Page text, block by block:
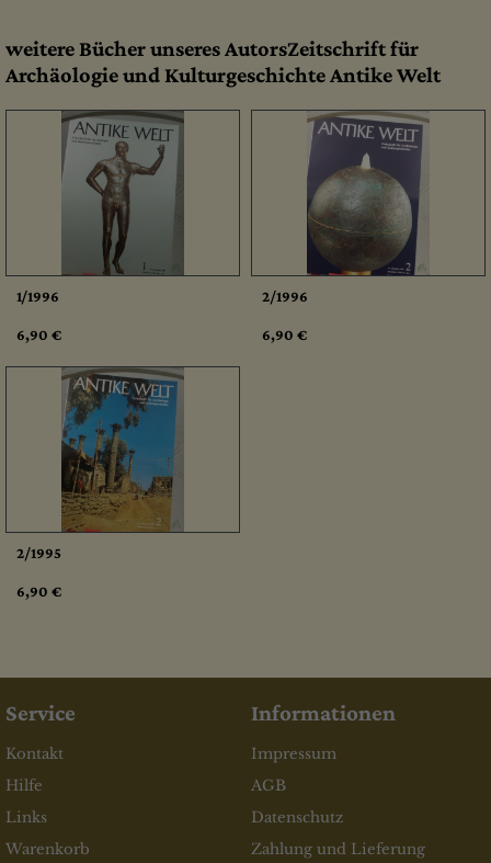
weitere Bücher unseres AutorsZeitschrift für
Archäologie und Kulturgeschichte Antike Welt
1/1996
6,90 €
2/1996
6,90 €
2/1995
6,90 €
Service
Kontakt
Hilfe
Links
Warenkorb
Informationen
Impressum
AGB
Datenschutz
Zahlung und Lieferung